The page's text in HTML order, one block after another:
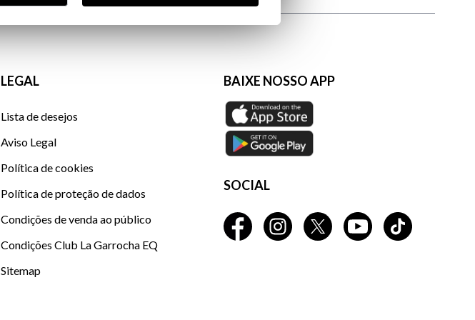
LEGAL
Lista de desejos
Aviso Legal
Política de cookies
Política de proteção de dados
Condições de venda ao público
Condições Club La Garrocha EQ
Sitemap
BAIXE NOSSO APP
SOCIAL